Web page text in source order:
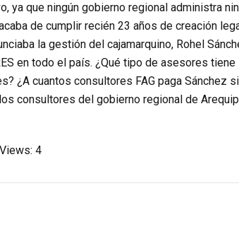
ya que ningún gobierno regional administra
acaba de cumplir recién 23 años de creación
la gestión del cajamarquino, Rohel
en todo el país. ¿Qué tipo de asesores
¿A cuantos consultores FAG paga Sánchez
consultores del gobierno regional de
4